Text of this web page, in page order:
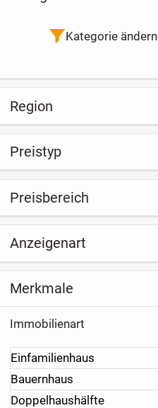
Kategorie ändern
Region
Preistyp
Preisbereich
Anzeigenart
Merkmale
Immobilienart
Einfamilienhaus
Bauernhaus
Doppelhaushälfte